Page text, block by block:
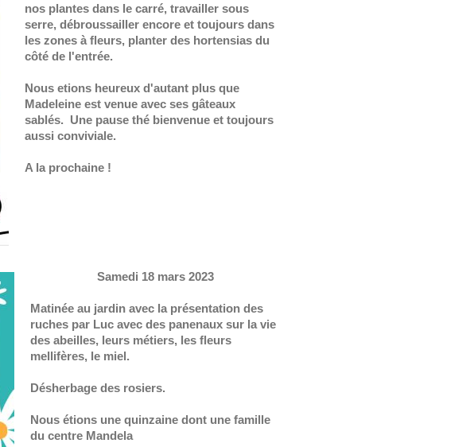
nos plantes dans le carré, travailler sous
serre, débroussailler encore et toujours dans
les zones à fleurs, planter des hortensias du
côté de l'entrée.
Nous etions heureux d'autant plus que
Madeleine est venue avec ses gâteaux
sablés. Une pause thé bienvenue et toujours
aussi conviviale.
A la prochaine !
Samedi 18 mars 2023
Matinée au jardin avec la présentation des
ruches par Luc avec des panenaux sur la vie
des abeilles, leurs métiers, les fleurs
mellifères, le miel.
Désherbage des rosiers.
Nous étions une quinzaine dont une famille
du centre Mandela